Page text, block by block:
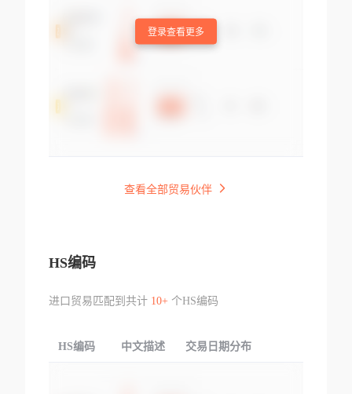
登录查看更多
查看全部贸易伙伴
HS编码
进口贸易匹配到共计 10+个HS编码
HS编码 中文描述 交易日期分布